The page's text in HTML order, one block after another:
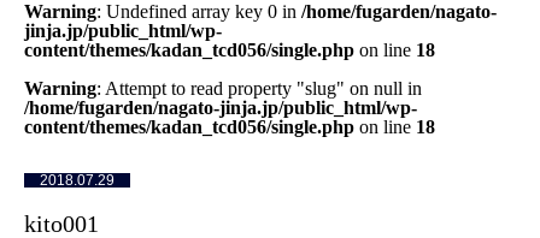
Warning: Undefined array key 0 in /home/fugarden/nagato-
jinja.jp/public_html/wp-
content/themes/kadan_tcd056/single.php on line 18
Warning: Attempt to read property "slug" on null in
/home/fugarden/nagato-jinja.jp/public_html/wp-
content/themes/kadan_tcd056/single.php on line 18
2018.07.29
kito001